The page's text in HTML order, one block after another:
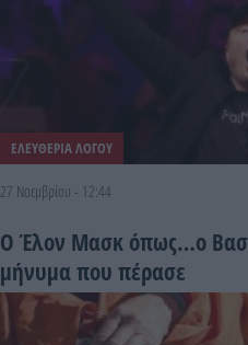
ΕΛΕΥΘΕΡΙΑ ΛΟΓΟΥ
27 Νοεμβρίου - 12:44
Ο Έλον Μασκ όπως…ο
μήνυμα που πέρασε